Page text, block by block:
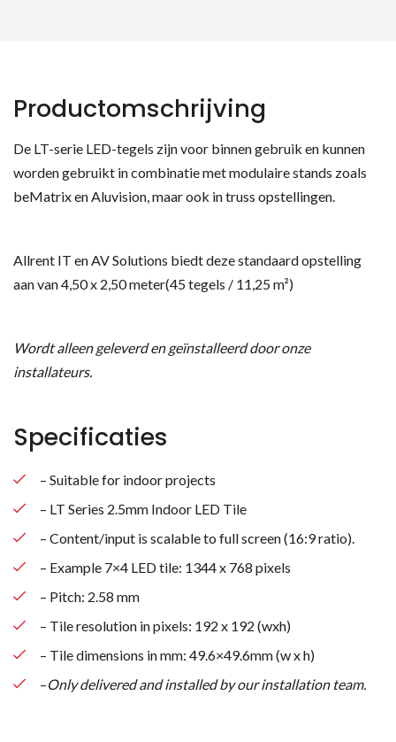
Productomschrijving
De LT-serie LED-tegels zijn voor binnen gebruik en kunnen
worden gebruikt in combinatie met modulaire stands zoals
beMatrix en Aluvision, maar ook in truss opstellingen.
Allrent IT en AV Solutions biedt deze standaard opstelling
aan van 4,50 x 2,50 meter(45 tegels / 11,25 m²)
Wordt alleen geleverd en geïnstalleerd door onze
installateurs.
Specificaties
– Suitable for indoor projects
– LT Series 2.5mm Indoor LED Tile
– Content/input is scalable to full screen (16:9 ratio).
– Example 7×4 LED tile: 1344 x 768 pixels
– Pitch: 2.58 mm
– Tile resolution in pixels: 192 x 192 (wxh)
– Tile dimensions in mm: 49.6×49.6mm (w x h)
–Only delivered and installed by our installation team.